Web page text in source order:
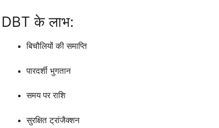
DBT के लाभ:
बिचौलियों की समाप्ति
पारदर्शी भुगतान
समय पर राशि
सुरक्षित ट्रांजैक्शन